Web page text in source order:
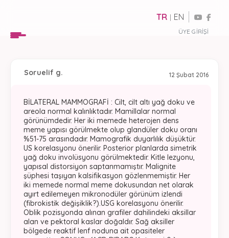
ÜYE GIRIŞI
TR | EN
12 Şubat 2016
Soruelif g.
BİLATERAL MAMMOGRAFİ : Cilt, cilt altı yağ doku ve
areola normal kalınlıktadır. Mamillalar normal
görünümdedir. Her iki memede heterojen dens
meme yapısı görülmekte olup glandüler doku oranı
%51-75 arasındadır. Mamografik duyarlılık düşüktür.
US korelasyonu önerilir. Posterior planlarda simetrik
yağ doku involüsyonu görülmektedir. Kitle lezyonu,
yapısal distorsiyon saptanmamıştır. Malignite
şüphesi taşıyan kalsifikasyon gözlenmemiştir. Her
iki memede normal meme dokusundan net olarak
ayırt edilemeyen mikronodüler görünüm izlendi
(fibrokistik değişiklik?).USG korelasyonu önerilir.
Oblik pozisyonda alınan grafiler dahilindeki aksillar
alan ve pektoral kaslar doğaldır. Sağ aksiller
bölgede reaktif lenf noduna ait opasiteler